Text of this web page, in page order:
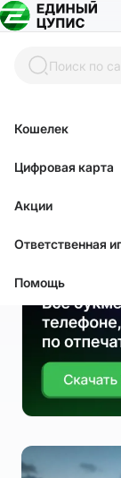
Поиск по
Кошелек
Цифровая карта
Акции
Ответственная
Помощь
Главная
лига
07.08.26